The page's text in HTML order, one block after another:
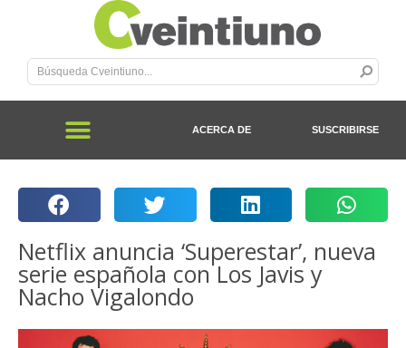
ACERCA DE SUSCRIBIRSE
Netflix anuncia ‘Superestar’, nueva
serie española con Los Javis y
Nacho Vigalondo